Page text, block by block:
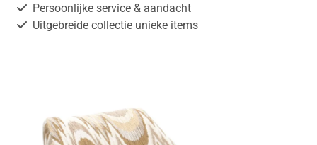
Persoonlijke service & aandacht
Uitgebreide collectie unieke items